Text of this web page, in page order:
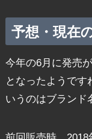
予想・現在
今年の6月に発売
となったようです
いうのはブランド